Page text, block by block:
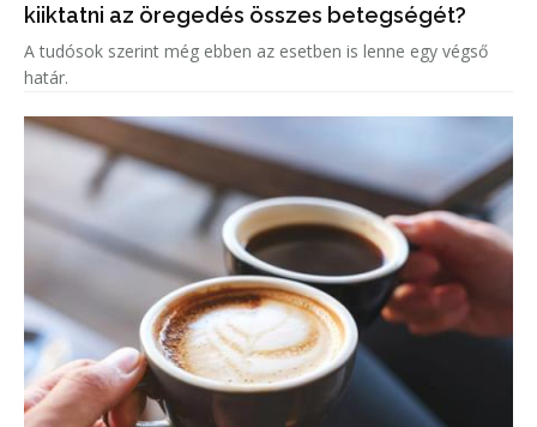
kiiktatni az öregedés összes betegségét?
A tudósok szerint még ebben az esetben is lenne egy végső
határ.